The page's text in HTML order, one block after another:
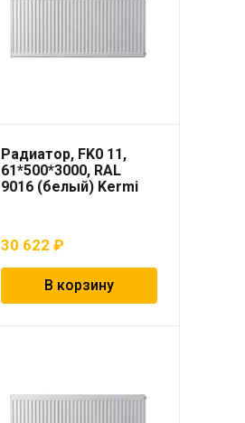
Радиатор, FK0 11,
61*500*3000, RAL
9016 (белый) Kermi
30 622₽
В корзину